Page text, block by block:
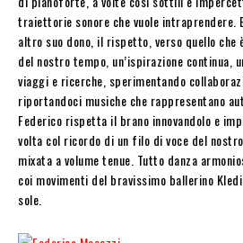
traiettorie sonore che vuole intraprendere.
altro suo dono, il rispetto, verso quello che
del nostro tempo, un’ispirazione continua,
viaggi e ricerche, sperimentando
riportandoci musiche che rappresentano
Federico rispetta il brano innovandolo e
volta col ricordo di un filo di voce del
mixata a volume tenue. Tutto danza
coi movimenti del bravissimo ballerino
sole.